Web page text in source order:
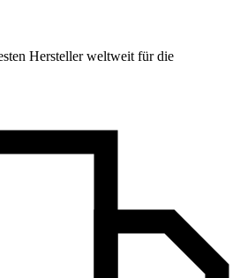
Hersteller weltweit für die